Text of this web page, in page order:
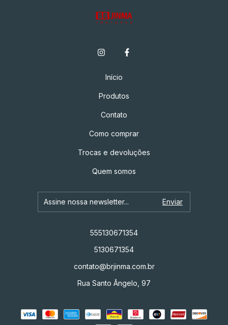
Início
Produtos
Contato
Como comprar
Trocas e devoluções
Quem somos
555130671354
5130671354
contato@brjinma.com.br
Rua Santo Ângelo, 97